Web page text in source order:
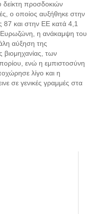
δείκτη προσδοκιών
ο οποίος αυξήθηκε στην
87 και στην ΕΕ κατά 4,1
Ευρωζώνη, η ανάκαμψη του
αύξηση της
βιομηχανίας, των
ενώ η εμπιστοσύνη
λίγο και η
σε γενικές γραμμές στα